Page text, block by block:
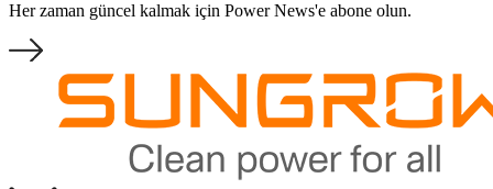
Her zaman güncel kalmak için Power News'e abone olun.